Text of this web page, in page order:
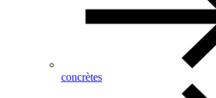
concrètes